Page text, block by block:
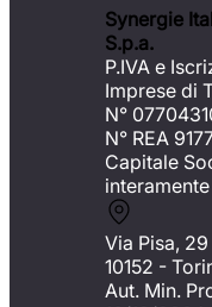
Synergie
S.p.a.
P.IVA e
Imprese di
N°
N° REA
Capitale
Via Pisa, 29
10152 -
Aut. Min.